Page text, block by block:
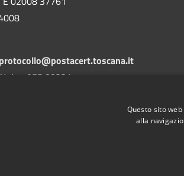
055 88331
Questo sito
alla